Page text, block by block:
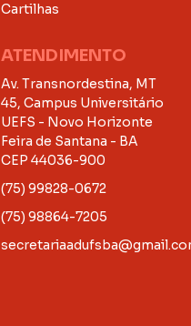
Cartilhas
ATENDIMENTO
Av. Transnordestina, MT
45, Campus Universitário
UEFS - Novo Horizonte
Feira de Santana - BA
CEP 44036-900
(75) 99828-0672
(75) 98864-7205